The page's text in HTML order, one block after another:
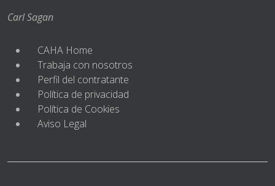
Carl Sagan
CAHA Home
Trabaja con nosotros
Perfil del contratante
Política de privacidad
Política de Cookies
Aviso Legal